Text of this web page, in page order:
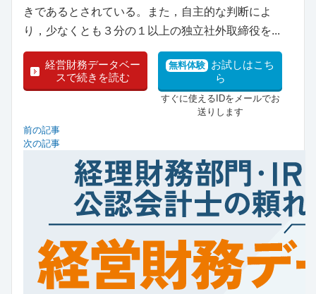
きであるとされている。また，自主的な判断によ
り，少なくとも３分の１以上の独立社外取締役を...
経営財務データベー
スで続きを読む
無料体験 お試しはこち
ら
すぐに使えるIDをメールでお
送りします
前の記事
次の記事